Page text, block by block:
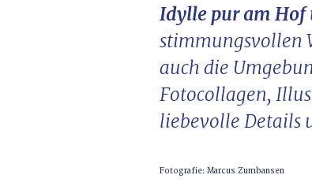
Idylle pur am Hof
stimmungsvollen
auch die
Fotocollagen,
liebevolle Details
Fotografie: Marcus Zumbansen